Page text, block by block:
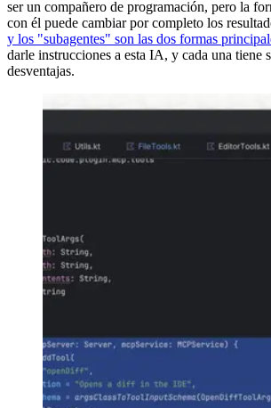
ser un compañero de programación, pero la
con él puede cambiar por completo los
y los "subagentes" son las dos formas
darle instrucciones a esta IA, y cada una tiene
desventajas.